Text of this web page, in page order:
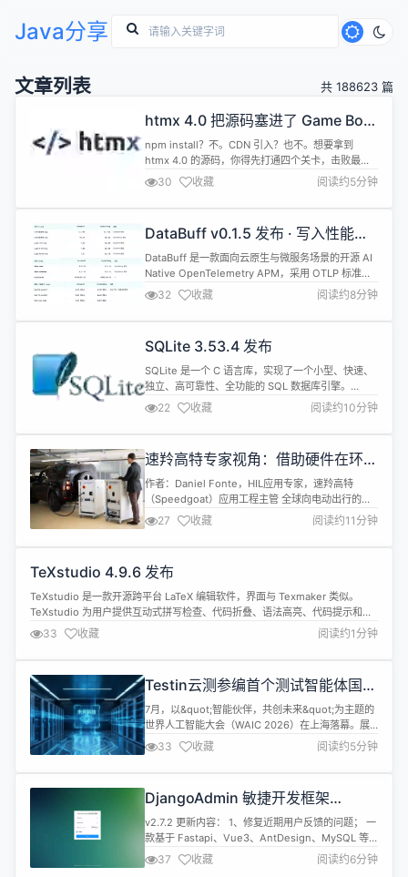
Java分享
文章列表 共 188623 篇
htmx 4.0 把源码塞进了 Game Boy
卡带
npm install？不。CDN 引入？也不。想要拿到
htmx 4.0 的源码，你得先打通四个关卡，击败最终
BOSS，然后在一台 Game Boy 上读取卡带里的内
容。 7 月 26 日，htmx 作者 Carson Gross 在官方
周边商店上架了「htmx 4: the game」，一张售价
30 收藏 阅读约5分钟
DataBuff v0.1.5 发布 · 写入性能大
幅提升
DataBuff 是一款面向云原生与微服务场景的开源 AI
Native OpenTelemetry APM，采用 OTLP 标准接
入、Apache Doris 统一存储，Web 端提供拓扑 /
Trace / 指标与多 Agent 排障。项目已在 OSCHINA
软件库收录：
32 收藏 阅读约8分钟
SQLite 3.53.4 发布
SQLite 是一个 C 语言库，实现了一个小型、快速、
独立、高可靠性、全功能的 SQL 数据库引擎。
SQLite 是世界上使用最多的数据库引擎。SQLite 的
源代码属于公共领域，每个人都可以免费使用，用于
任何目的。 SQLite 3.53.4 现已发布，具体更新内容
WAL ...
22 收藏 阅读约10分钟
速羚高特专家视角：借助硬件在环测
试应对电动汽车动力总成验证中的复
杂性挑战
作者：Daniel Fonte，HIL应用专家，速羚高特
（Speedgoat）应用工程主管 全球向电动出行的转
型正在重塑汽车工程的多个学科领域。在电动汽车动
力总成中，电力电子、电池系统与嵌入式软件之间紧
密耦合的技术发展，持续推动着效率提升、快充技术
碳化硅（SiC）、氮化镓（GaN）等宽禁带半导体，
以实现更高的开关...
27 收藏 阅读约11分钟
TeXstudio 4.9.6 发布
TeXstudio 是一款开源跨平台 LaTeX 编辑软件，界面与 Texmaker 类似。
TeXstudio 为用户提供互动式拼写检查、代码折叠、语法高亮、代码提示和自
动完成等特性，功能丰富，界面美观，但软件本身不提供底层功能，需要使用
者自行安装 LaTeX（XeLaTeX）等编译软件，例如 MiKTeX 或 TeXLive ，软件
源于 Texmaker，...
33 收藏 阅读约1分钟
Testin云测参编首个测试智能体国
标：AI Agent成信创软件工程新基
建
7月，以&quot;智能伙伴，共创未来&quot;为主题的
世界人工智能大会（WAIC 2026）在上海落幕。展
览面积首破10万平方米，1100余家企业参展。在这场
狂欢中，一个低调却关键的命题浮出水面
&mdash;&mdash;当AI智能体从&quot;能聊&quot;
线，谁来为其质量兜底？ 信创国产...
33 收藏 阅读约5分钟
DjangoAdmin 敏捷开发框架
FastAPI+AntdVue 版本 v2.7.2 发
布
v2.7.2 更新内容： 1、修复近期用户反馈的问题； 一
款基于 Fastapi、Vue3、AntDesign、MySQL 等
技术栈研发的前后端分离开发框架，设计之初就定位
为一款高端产品，采用全新的架构设计，后端服务和
37 收藏 阅读约6分钟